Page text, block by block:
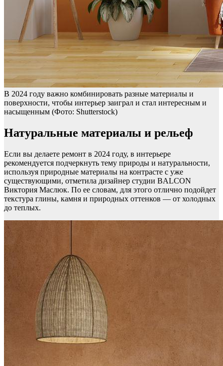
В 2024 году важно комбинировать разные материалы и
поверхности, чтобы интерьер заиграл и стал интересным и
насыщенным (Фото: Shutterstock)
Натуральные материалы и рельеф
Если вы делаете ремонт в 2024 году, в интерьере
рекомендуется подчеркнуть тему природы и натуральности,
используя природные материалы на контрасте с уже
существующими, отметила дизайнер студии BALCON
Виктория Маслюк. По ее словам, для этого отлично подойдет
текстура глины, камня и природных оттенков — от холодных
до теплых.